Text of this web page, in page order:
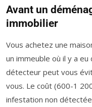
Avant un
immobilier
Vous achetez une
un immeuble où il y a eu
détecteur peut vous
vous. Le coût (600-1
infestation non